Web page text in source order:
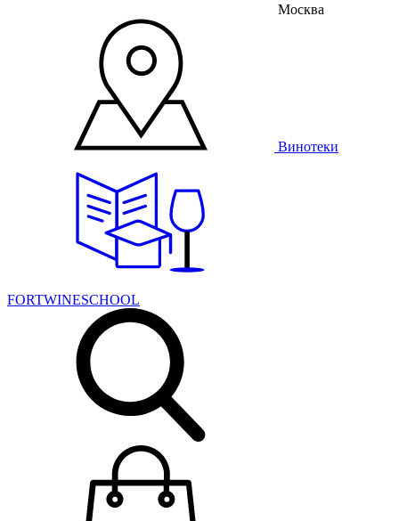
Москва
Винотеки
FORTWINESCHOOL